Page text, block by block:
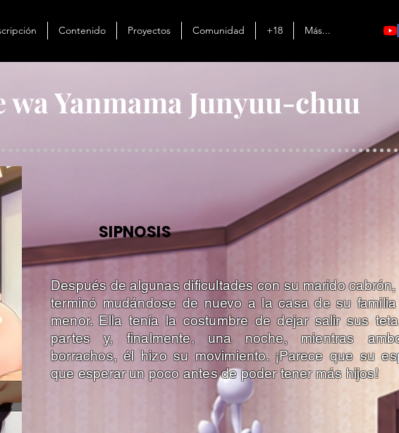
Contenido Proyectos Comunidad +18 Más...
wa Yanmama Junyuu-chuu
SIPNOSIS
Después de algunas dificultades con su marido
terminó mudándose de nuevo a la casa de su
menor. Ella tenía la costumbre de dejar salir sus
partes y, finalmente, una noche, mientras
borrachos, él hizo su movimiento. ¡Parece que su
que esperar un poco antes de poder tener más hijos!